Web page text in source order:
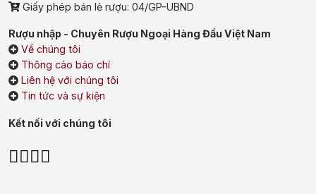
Giấy phép bán lẻ rượu: 04/GP-UBND
Rượu nhập - Chuyên Rượu Ngoại Hàng Đầu Việt Nam
Về chúng tôi
Thông cáo báo chí
Liên hệ với chúng tôi
Tin tức và sự kiện
Kết nối với chúng tôi